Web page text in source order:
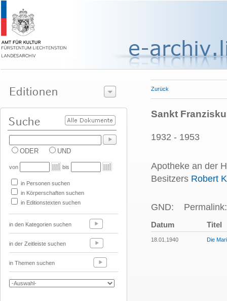
ODER UND
von bis
in Personen suchen
in Körperschaften suchen
in Editionstexten suchen
in den Kategorien suchen
in der Zeitleiste suchen
in Themen suchen
Zurück
Sankt
1932 - 1953
Apotheke an der
Besitzers Robert
GND:
Datum Titel
18.01.1940 Die